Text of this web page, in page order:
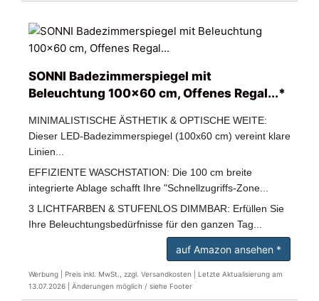
SONNI Badezimmerspiegel mit
Beleuchtung 100x60 cm, Offenes Regal...*
MINIMALISTISCHE ÄSTHETIK & OPTISCHE WEITE:
Dieser LED-Badezimmerspiegel (100x60 cm) vereint klare
Linien...
EFFIZIENTE WASCHSTATION: Die 100 cm breite
integrierte Ablage schafft Ihre "Schnellzugriffs-Zone...
3 LICHTFARBEN & STUFENLOS DIMMBAR: Erfüllen Sie
Ihre Beleuchtungsbedürfnisse für den ganzen Tag...
auf Amazon ansehen *
Werbung | Preis inkl. MwSt., zzgl. Versandkosten | Letzte Aktualisierung am
13.07.2026 | Änderungen möglich / siehe Footer